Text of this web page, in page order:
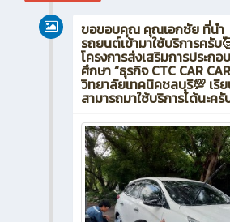
ขอขอบคุณ คุณเอกชัย ที่นำ
รถยนต์เข้ามาใช้บริการครับ
โครงการส่งเสริมการประก
ศึกษา “ธุรกิจ CTC CAR
วิทยาลัยเทคนิคชลบุรี💯 เรี
สามารถมาใช้บริการได้นะค